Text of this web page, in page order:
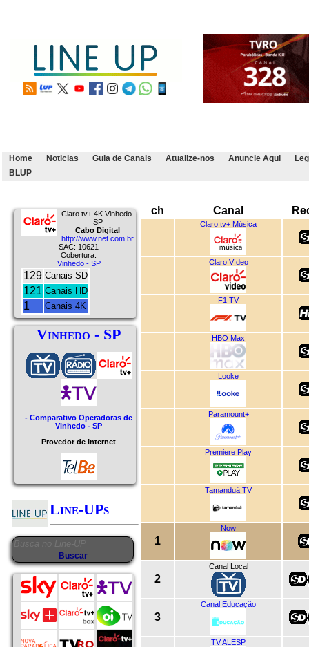
Home Noticias Guia de Canais Atualize-nos Anuncie Aqui
BLUP
Claro tv+ 4K Vinhedo-
SP
Cabo Digital
http://www.net.com.br
SAC: 10621
Cobertura:
Vinhedo - SP
129 Canais SD
121 Canais HD
1 Canais 4K
Vinhedo - SP
- Comparativo Operadoras de
Vinhedo - SP
Provedor de Internet
Line-UPs
ch Canal
Claro tv+ Música
Claro Vídeo
F1 TV
HBO Max
Looke
Paramount+
Premiere Play
Tamanduá TV
1
Now
2
Canal Local
3
Canal Educação
TV ALESP